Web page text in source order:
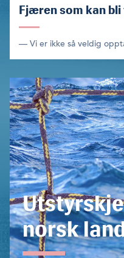
Fjæren som kan bli
— Vi er ikke så veldig
norsk